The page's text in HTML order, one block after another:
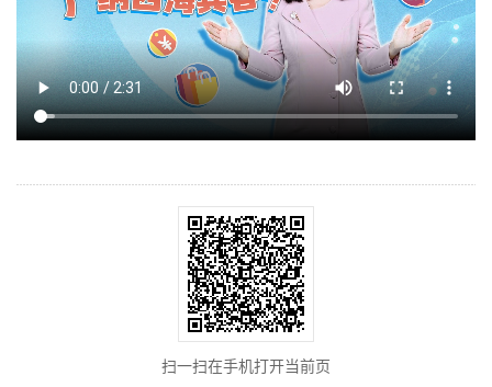
扫一扫在手机打开当前页